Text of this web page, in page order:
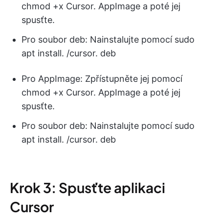
chmod +x Cursor. AppImage a poté jej
spusťte.
Pro soubor deb: Nainstalujte pomocí sudo
apt install. /cursor. deb
Pro AppImage: Zpřístupněte jej pomocí
chmod +x Cursor. AppImage a poté jej
spusťte.
Pro soubor deb: Nainstalujte pomocí sudo
apt install. /cursor. deb
Krok 3: Spusťte aplikaci
Cursor